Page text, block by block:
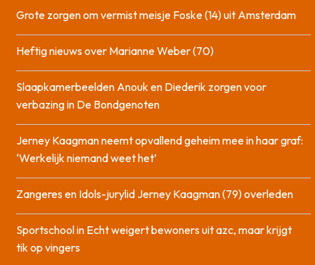
Grote zorgen om vermist meisje Foske (14) uit Amsterdam
Heftig nieuws over Marianne Weber (70)
Slaapkamerbeelden Anouk en Diederik zorgen voor
verbazing in De Bondgenoten
Jerney Kaagman neemt opvallend geheim mee in haar graf:
‘Werkelijk niemand weet het’
Zangeres en Idols-jurylid Jerney Kaagman (79) overleden
Sportschool in Echt weigert bewoners uit azc, maar krijgt
tik op vingers